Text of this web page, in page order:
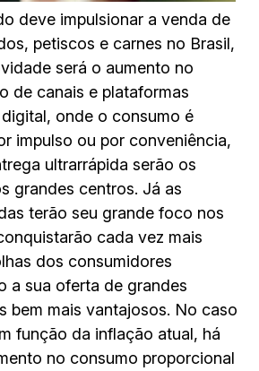
deve impulsionar a venda de
petiscos e carnes no Brasil,
será o aumento no
de canais e plataformas
onde o consumo é
impulso ou por conveniência,
ultrarrápida serão os
grandes centros. Já as
terão seu grande foco nos
cada vez mais
dos consumidores
a sua oferta de grandes
bem mais vantajosos. No caso
função da inflação atual, há
no consumo proporcional